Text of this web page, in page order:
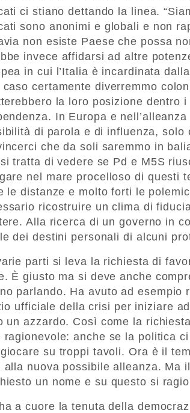
ci stiano dettando la linea.
sono anonimi e globali e non
non esiste Paese che possa
invece affidarsi ad altre
in cui l’Italia è incardinata
caso certamente diverremmo
la loro posizione dentro
In Europa e
di parola e di influenza, solo
che da soli saremmo in
tratta di vedere se Pd e M5S
nel mare procelloso di questi
le distanze e molto forti le
ricostruire un clima di
Alla ricerca di un governo in
dei destini personali di alcuni
parti si leva la richiesta di
È giusto ma si deve anche
parlando. Ha avuto ad esempio
ufficiale della crisi per iniziare
un azzardo. Così come la
ragionevole: anche se la politica
su troppi tavoli. Ora è il
alla nuova possibile alleanza. Ma
un nome e su questo si
a cuore la tenuta della